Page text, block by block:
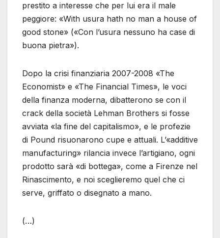
prestito a interesse che per lui era il male
peggiore: «With usura hath no man a house of
good stone» («Con l’usura nessuno ha case di
buona pietra»).
Dopo la crisi finanziaria 2007-2008 «The
Economist» e «The Financial Times», le voci
della finanza moderna, dibatterono se con il
crack della società Lehman Brothers si fosse
avviata «la fine del capitalismo», e le profezie
di Pound risuonarono cupe e attuali. L’«additive
manufacturing» rilancia invece l’artigiano, ogni
prodotto sarà «di bottega», come a Firenze nel
Rinascimento, e noi sceglieremo quel che ci
serve, griffato o disegnato a mano.
(…)